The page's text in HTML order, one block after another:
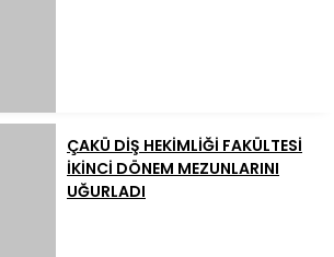
ÇAKÜ DİŞ HEKİMLİĞİ FAKÜLTESİ
İKİNCİ DÖNEM MEZUNLARINI
UĞURLADI